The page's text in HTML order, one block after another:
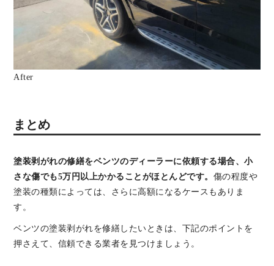
After
まとめ
塗装剥がれの修繕をベンツのディーラーに依頼する場合、小
さな傷でも5万円以上かかることがほとんどです。 傷の程度や
塗装の種類によっては、さらに高額になるケースもありま
す。
ベンツの塗装剥がれを修繕したいときは、下記のポイントを
押さえて、信頼できる業者を見つけましょう。